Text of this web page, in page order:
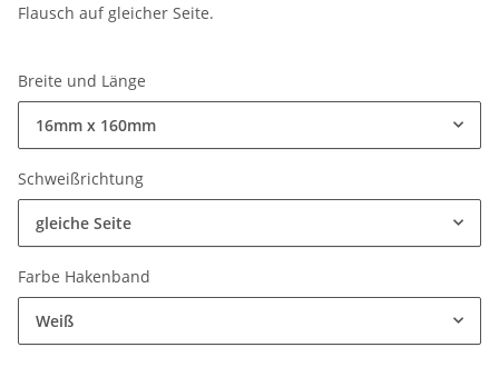
Flausch auf gleicher Seite.
Breite und Länge
16mm x 160mm
Schweißrichtung
gleiche Seite
Farbe Hakenband
Weiß